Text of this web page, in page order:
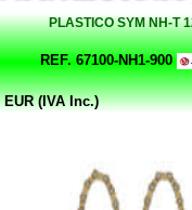
PLASTICO SYM NH-T
REF. 67100-NH1-900
EUR (IVA Inc.)